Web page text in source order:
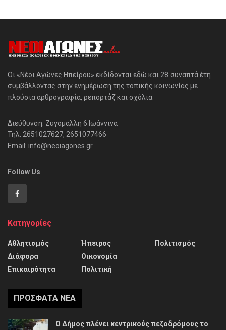
Οι «Νέοι Αγώνες Ηπείρου» εκδίδονται εδώ και 28 συναπτά έτη
συμβάλλοντας στην ενημέρωση της τοπικής κοινωνίας με
πλούσια αρθρογραφία, ρεπορτάζ και σχόλια.
Διεύθυνση: Ζυγομάλλη 6 Ιωάννινα
Τηλ: 2651027627, 2651077466
Email: info@neoiagones.gr
Follow Us
Κατηγορίες
Αθλητισμός
Διάφορα
Επικαιρότητα
Ήπειρος
Οικονομία
Πολιτική
Πολιτισμός
ΠΡΌΣΦΑΤΑ ΝΈΑ
Ο Δήμος πλένει κεντρικούς πεζοδρόμους το